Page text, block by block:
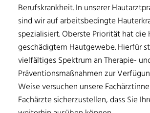
Berufskrankheit. In unserer
sind wir auf arbeitsbedingte
spezialisiert. Oberste Priorität hat die
geschädigtem Hautgewebe. Hierfür
vielfältiges Spektrum an Therapie-
Präventionsmaßnahmen zur
Weise versuchen unsere
Fachärzte sicherzustellen, dass Sie